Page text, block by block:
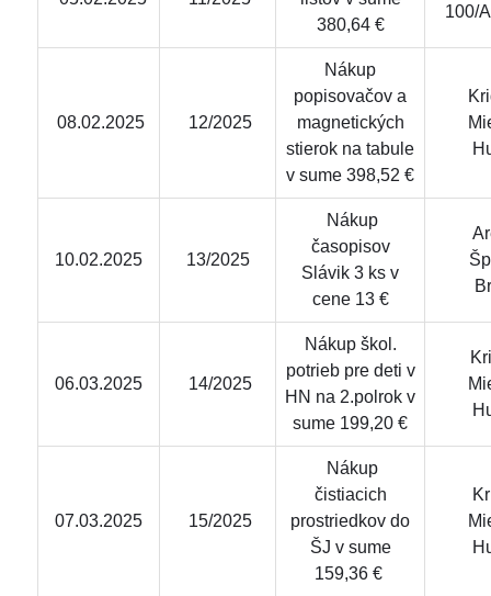
380,64 €
100/
08.02.2025 12/2025
Nákup
popisovačov a
magnetických
stierok na tabule
v sume 398,52 €
10.02.2025 13/2025
Nákup
časopisov
Slávik 3 ks v
cene 13 €
06.03.2025 14/2025
Nákup škol.
potrieb pre deti v
HN na 2.polrok v
sume 199,20 €
07.03.2025 15/2025
Nákup
čistiacich
prostriedkov do
ŠJ v sume
159,36 €